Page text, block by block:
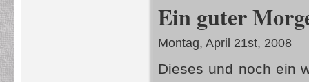
Ein guter
Montag, April 21st, 2008
Dieses und noch ein